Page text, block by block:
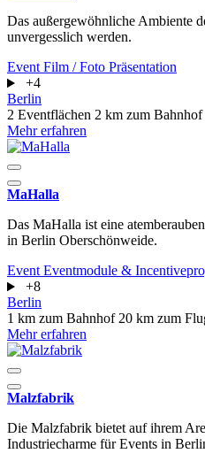
Das außergewöhnliche Ambiente
unvergesslich werden.
Event Film / Foto Präsentation
+4
Berlin
2 Eventflächen 2 km zum Bahnhof
Mehr erfahren
MaHalla
Das MaHalla ist eine
in Berlin Oberschönweide.
Event Eventmodule &
+8
Berlin
1 km zum Bahnhof 20 km zum
Mehr erfahren
Malzfabrik
Die Malzfabrik bietet auf ihrem
Industriecharme für Events in